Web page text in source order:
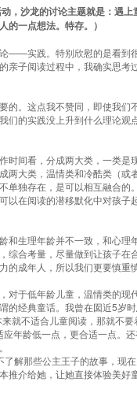
，沙龙的讨论主题就是：遇
的一点想法。特存。）
——实践。特别欣慰的是看到
亲子阅读过程中，我确实思考
的。这点我不赞同，即使我们
们的实践没上升到什么理论观
时间看，分成两大类，一类是
两大类，温情类和冷酷类（或
单独存在，是可以相互融合的
以在阅读的潜移默化中对孩子
和生理年龄并不一致，和心理
综合考量，尽量做到让孩子在
的成年人，所以我们更要慎重
于低年龄儿童，温情类的现
的经典童话。我曾在囡近5岁
就不适合儿童阅读，那就不要
年龄低一点，更合适一点。
解那些公主王子的故事，现
推介给她，让她直接体验美好